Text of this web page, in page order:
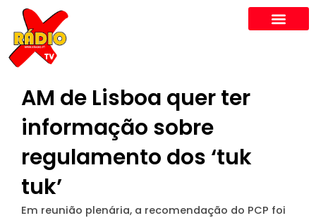
content
AM de Lisboa quer ter
informação sobre
regulamento dos ‘tuk
tuk’
Em reunião plenária, a recomendação do PCP foi